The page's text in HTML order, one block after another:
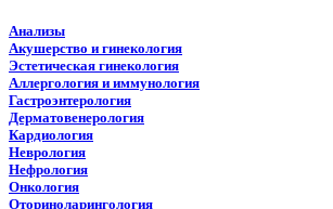
Анализы
Акушерство и гинекология
Эстетическая гинекология
Аллергология и иммунология
Гастроэнтерология
Дерматовенерология
Кардиология
Неврология
Нефрология
Онкология
Оториноларингология